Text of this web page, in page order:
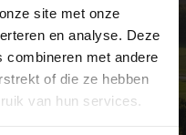
site met onze
en analyse. Deze
combineren met andere
of die ze hebben
van hun services.